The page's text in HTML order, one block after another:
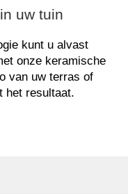
uw tuin
kunt u alvast
onze keramische
van uw terras of
het resultaat.